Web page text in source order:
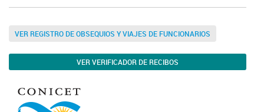
VER REGISTRO DE OBSEQUIOS Y VIAJES DE FUNCIONARIOS
VER VERIFICADOR DE RECIBOS